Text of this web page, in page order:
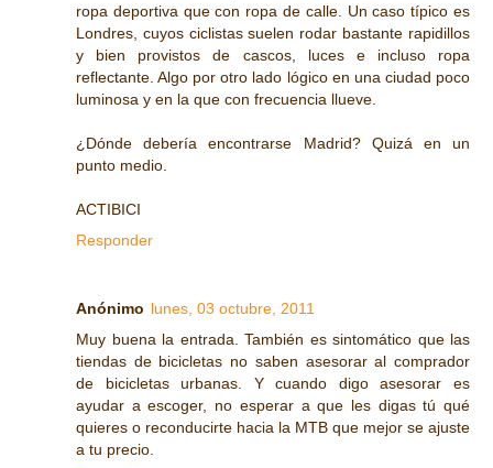
ropa deportiva que con ropa de calle. Un caso típico es
Londres, cuyos ciclistas suelen rodar bastante rapidillos
y bien provistos de cascos, luces e incluso ropa
reflectante. Algo por otro lado lógico en una ciudad poco
luminosa y en la que con frecuencia llueve.
¿Dónde debería encontrarse Madrid? Quizá en un
punto medio.
ACTIBICI
Responder
Anónimo lunes, 03 octubre, 2011
Muy buena la entrada. También es sintomático que las
tiendas de bicicletas no saben asesorar al comprador
de bicicletas urbanas. Y cuando digo asesorar es
ayudar a escoger, no esperar a que les digas tú qué
quieres o reconducirte hacia la MTB que mejor se ajuste
a tu precio.